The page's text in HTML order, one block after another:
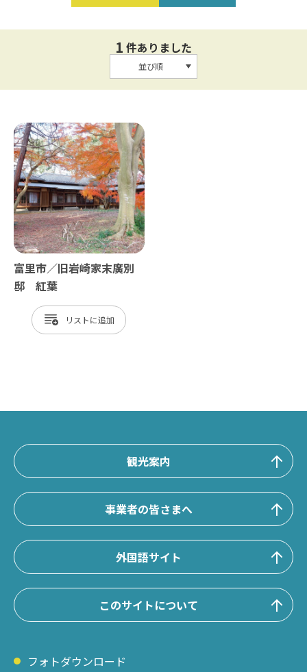
1 件ありました
並び順
富里市／旧岩崎家末廣別
邸 紅葉
リスト
観光案内
事業者の皆さまへ
外国語サイト
このサイトについて
フォトダウンロード